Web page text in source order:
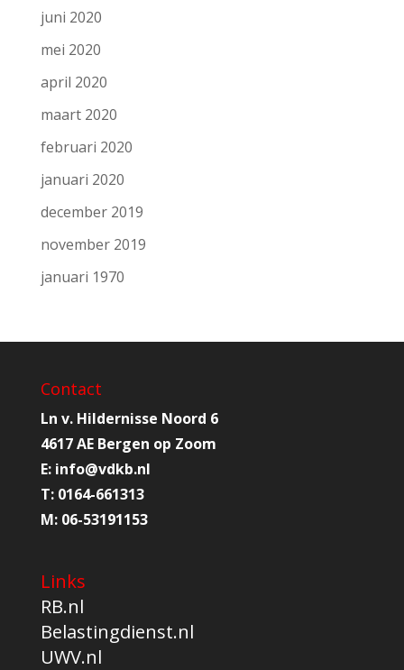
juni 2020
mei 2020
april 2020
maart 2020
februari 2020
januari 2020
december 2019
november 2019
januari 1970
Contact
Ln v. Hildernisse Noord 6
4617 AE Bergen op Zoom
E: info@vdkb.nl
T: 0164-661313
M: 06-53191153
Links
RB.nl
Belastingdienst.nl
UWV.nl